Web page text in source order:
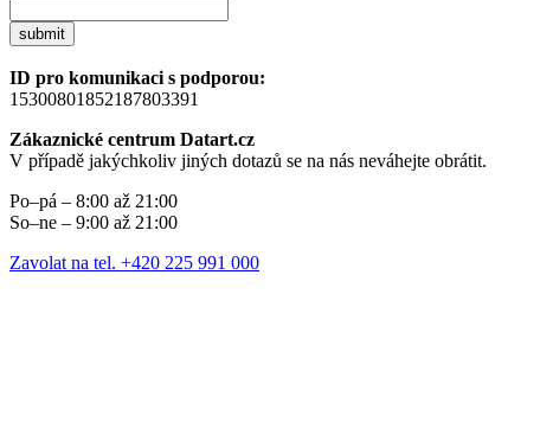
submit
ID pro komunikaci s podporou:
15300801852187803391
Zákaznické centrum Datart.cz
V případě jakýchkoliv jiných dotazů se na nás neváhejte obrátit.
Po–pá – 8:00 až 21:00
So–ne – 9:00 až 21:00
Zavolat na tel. +420 225 991 000